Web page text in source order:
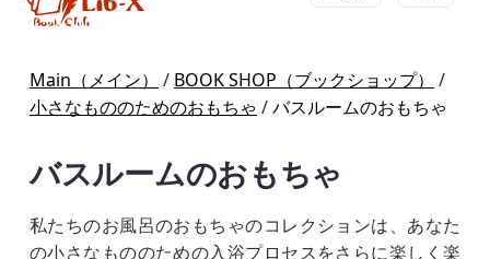
Main（メイン） / BOOK SHOP（ブックショップ）
/
小さなもののためのおもちゃ /バスルームのおもちゃ
バスルームのおもちゃ
私たちのお風呂のおもちゃのコレクションは、あなた
の小さなもののための入浴プロセスをさらに楽しく楽